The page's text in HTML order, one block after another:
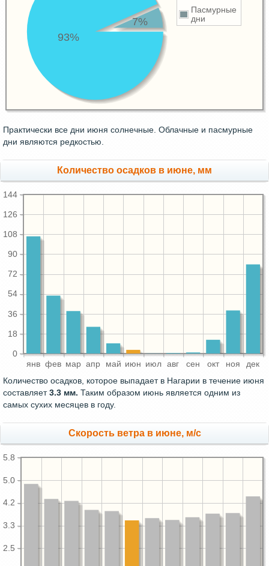
Пасмурные
дни
93%
7%
Практически все дни июня солнечные. Облачные и пасмурные
дни являются редкостью.
Количество осадков в июне, мм
янв фев мар апр май июн июл авг сен окт ноя дек
0
18
36
54
72
90
108
126
144
Количество осадков, которое выпадает в Нагарии в течение июня
составляет3.3 мм. Таким образом июнь является одним из
самых сухих месяцев в году.
Скорость ветра в июне, м/с
2.5
3.3
4.2
5.0
5.8